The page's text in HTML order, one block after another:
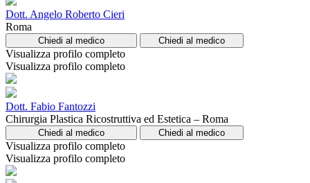
Dott. Angelo Roberto Cieri
Roma
Chiedi al medico Chiedi al medico
Visualizza profilo completo
Visualizza profilo completo
Dott. Fabio Fantozzi
Chirurgia Plastica Ricostruttiva ed Estetica – Roma
Chiedi al medico Chiedi al medico
Visualizza profilo completo
Visualizza profilo completo